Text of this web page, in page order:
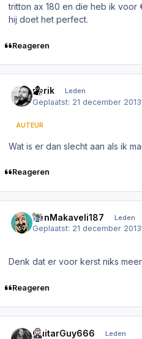
tritton ax 180 en die heb ik
hij doet het perfect.
Reageren
norik Leden
Geplaatst: 21 december 2013
AUTEUR
Wat is er dan slecht aan als ik
Reageren
DonMakaveli187 Leden
Geplaatst: 21 december 2013
Denk dat er voor kerst niks
Reageren
GuitarGuy666 Leden